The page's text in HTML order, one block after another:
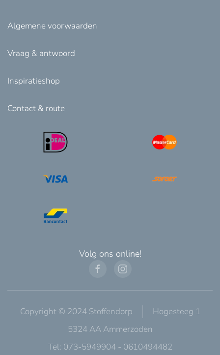
Algemene voorwaarden
Vraag & antwoord
Inspiratieshop
Contact & route
Volg ons online!
Copyright © 2024 Stoffendorp
Hogesteeg 1
5324 AA Ammerzoden
Tel: 073-5949904 - 0610494482